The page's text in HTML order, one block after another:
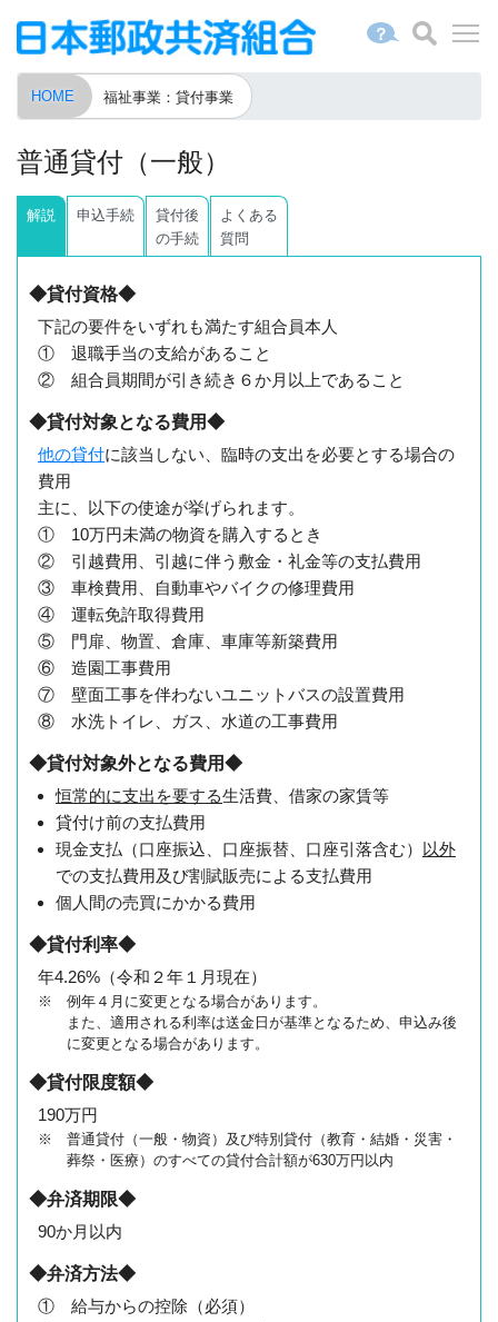
？
HOME 福祉事業：貸付事業
普通貸付（一般）
解説 申込手続
貸付後
の手続
よくある
質問
◆貸付資格◆
下記の要件をいずれも満たす組合員本人
① 退職手当の支給があること
② 組合員期間が引き続き６か月以上であること
◆貸付対象となる費用◆
他の貸付に該当しない、臨時の支出を必要とする場合の
費用
主に、以下の使途が挙げられます。
① 10万円未満の物資を購入するとき
② 引越費用、引越に伴う敷金・礼金等の支払費用
③ 車検費用、自動車やバイクの修理費用
④ 運転免許取得費用
⑤ 門扉、物置、倉庫、車庫等新築費用
⑥ 造園工事費用
⑦ 壁面工事を伴わないユニットバスの設置費用
⑧ 水洗トイレ、ガス、水道の工事費用
◆貸付対象外となる費用◆
恒常的に支出を要する生活費、借家の家賃等
貸付け前の支払費用
現金支払（口座振込、口座振替、口座引落含む）
以外
での支払費用及び割賦販売による支払費用
個人間の売買にかかる費用
◆貸付利率◆
年4.26%（令和２年１月現在）
※ 例年４月に変更となる場合があります。
また、適用される利率は送金日が基準となるため、申込み後
に変更となる場合があります。
◆貸付限度額◆
190万円
※ 普通貸付（一般・物資）及び特別貸付（教育・結婚・災害・
葬祭・医療）のすべての貸付合計額が630万円以内
◆弁済期限◆
90か月以内
◆弁済方法◆
① 給与からの控除（必須）